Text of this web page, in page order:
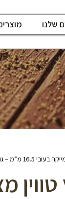
שלנו
– גוון לבן טפ